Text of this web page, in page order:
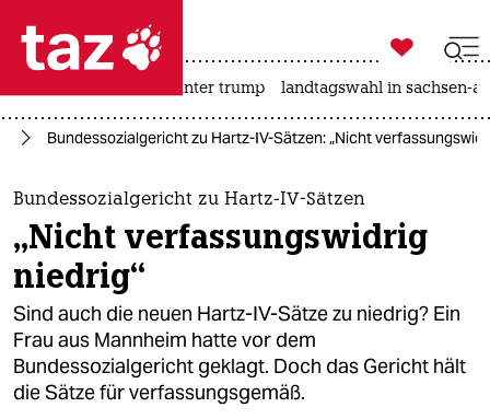
 taz zahl ich
taz zahl ich
themen
politik
öko
gesellschaft
kultur

taz zahl ich
usa unter trump landtagswahl in sachsen-
Bundessozialgericht zu Hartz-IV-Sätzen: „Nicht
Bundessozialgericht zu Hartz-IV-Sätzen
„Nicht verfassungswidrig
niedrig“
Sind auch die neuen Hartz-IV-Sätze zu niedrig? Ein
Frau aus Mannheim hatte vor dem
Bundessozialgericht geklagt. Doch das Gericht hält
die Sätze für verfassungsgemäß.